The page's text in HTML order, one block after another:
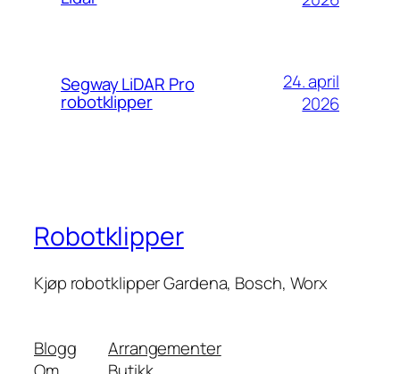
Segway LiDAR Pro
robotklipper
24. april
2026
Robotklipper
Kjøp robotklipper Gardena, Bosch, Worx
Blogg
Arrangementer